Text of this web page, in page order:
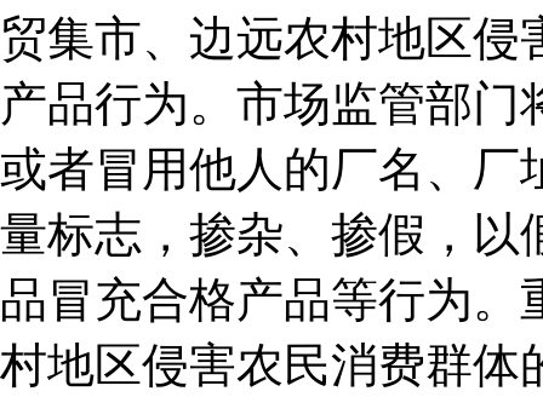
贸集市、边远农村地区
产品行为。市场监管部
或者冒用他人的厂名、厂
量标志，掺杂、掺假，以
品冒充合格产品等行为
村地区侵害农民消费群体